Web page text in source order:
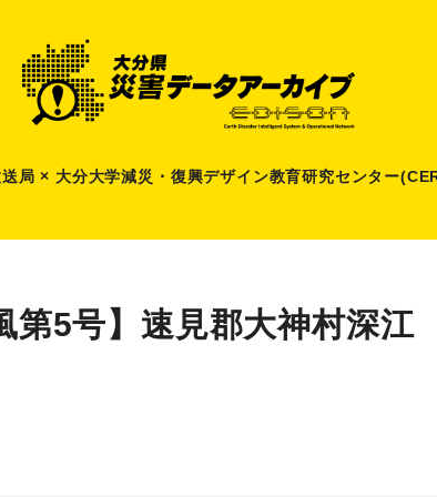
局 × 大分大学減災 ・ 復興デザイン教育研究センター
第5号】速見郡大神村深江